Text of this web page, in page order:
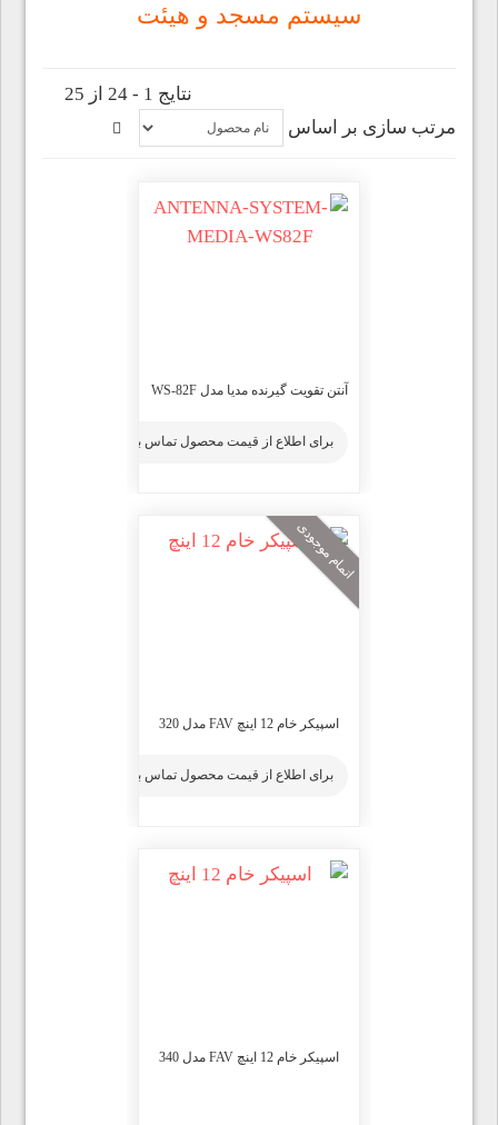
سیستم مسجد و هیئت
نتایج 1 - 24 از 25
مرتب سازی بر اساس
آنتن تقویت گیرنده مدیا مدل WS-82F
برای اطلاع از قیمت محصول تماس بگیرید
اتمام موجودی
اسپیکر خام 12 اینچ FAV مدل 320
برای اطلاع از قیمت محصول تماس بگیرید
اسپیکر خام 12 اینچ FAV مدل 340